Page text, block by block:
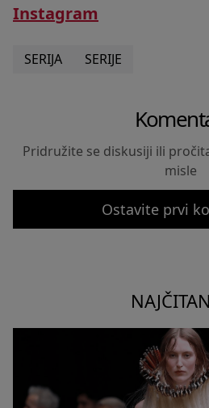
Instagram
SERIJA SERIJE
Pridružite se diskusiji ili
misle
Ostavite prvi